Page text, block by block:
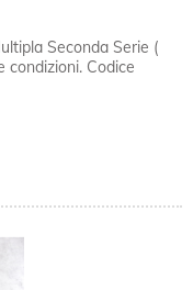
Seconda Serie (
condizioni. Codice